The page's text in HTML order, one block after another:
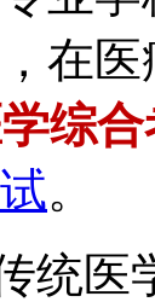
在
综
。
统